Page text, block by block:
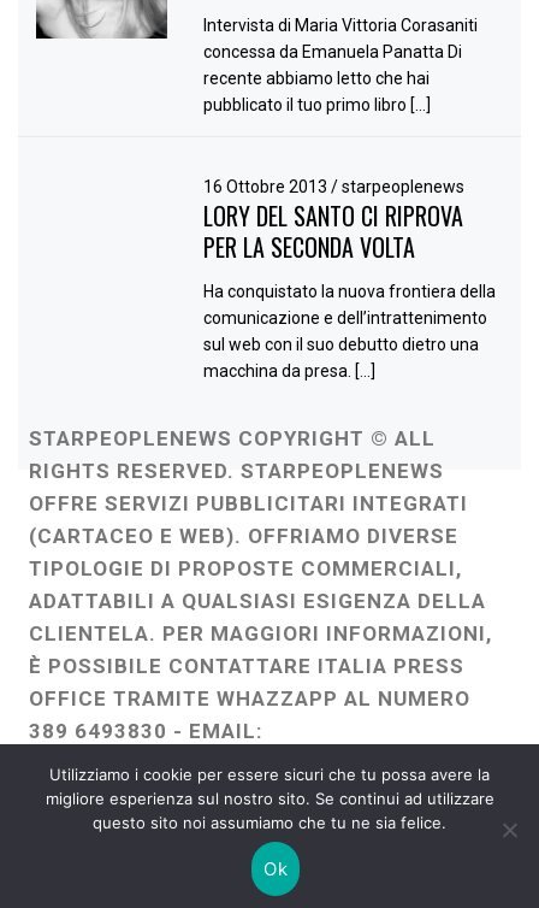
Intervista di Maria Vittoria Corasaniti
concessa da Emanuela Panatta Di
recente abbiamo letto che hai
pubblicato il tuo primo libro […]
16 Ottobre 2013/ starpeoplenews
LORY DEL SANTO CI RIPROVA
PER LA SECONDA VOLTA
Ha conquistato la nuova frontiera della
comunicazione e dell’intrattenimento
sul web con il suo debutto dietro una
macchina da presa. […]
STARPEOPLENEWS COPYRIGHT © ALL
RIGHTS RESERVED. STARPEOPLENEWS
OFFRE SERVIZI PUBBLICITARI INTEGRATI
(CARTACEO E WEB). OFFRIAMO DIVERSE
TIPOLOGIE DI PROPOSTE COMMERCIALI,
ADATTABILI A QUALSIASI ESIGENZA DELLA
CLIENTELA. PER MAGGIORI INFORMAZIONI,
È POSSIBILE CONTATTARE ITALIA PRESS
OFFICE TRAMITE WHAZZAPP AL NUMERO
389 6493830 - EMAIL:
ITALIAPRESSOFFICE@GMAIL.COM
WEBMASTER :FRANCESCO GENTILE
FREELANCE
Utilizziamo i cookie per essere sicuri che tu possa avere la
migliore esperienza sul nostro sito. Se continui ad utilizzare
questo sito noi assumiamo che tu ne sia felice.
Ok